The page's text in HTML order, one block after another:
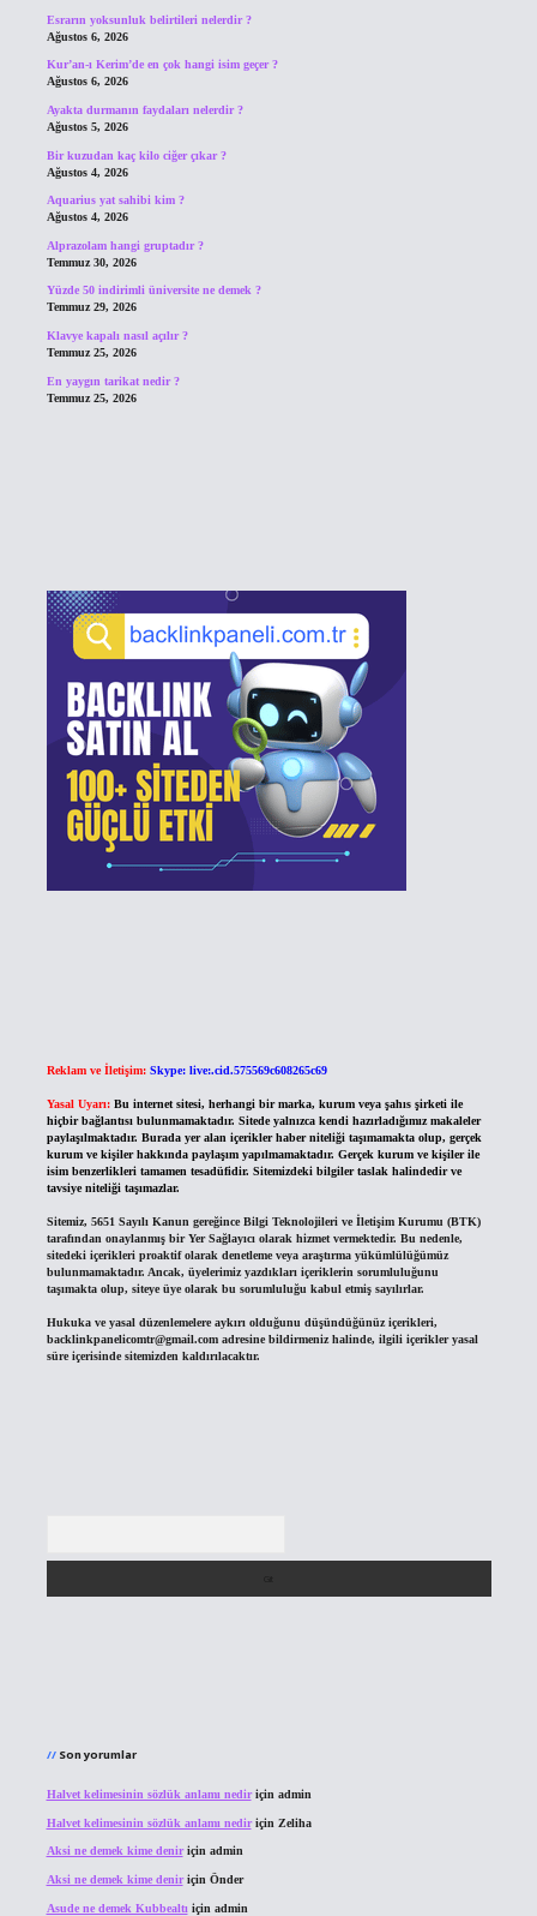
Esrarın yoksunluk belirtileri nelerdir ?
Ağustos 6, 2026
Kur’an-ı Kerim’de en çok hangi isim geçer ?
Ağustos 6, 2026
Ayakta durmanın faydaları nelerdir ?
Ağustos 5, 2026
Bir kuzudan kaç kilo ciğer çıkar ?
Ağustos 4, 2026
Aquarius yat sahibi kim ?
Ağustos 4, 2026
Alprazolam hangi gruptadır ?
Temmuz 30, 2026
Yüzde 50 indirimli üniversite ne demek ?
Temmuz 29, 2026
Klavye kapalı nasıl açılır ?
Temmuz 25, 2026
En yaygın tarikat nedir ?
Temmuz 25, 2026
Reklam ve İletişim: Skype: live:.cid.575569c608265c69
Yasal Uyarı: Bu internet sitesi, herhangi bir marka, kurum veya şahıs şirketi ile
hiçbir bağlantısı bulunmamaktadır. Sitede yalnızca kendi hazırladığımız makaleler
paylaşılmaktadır. Burada yer alan içerikler haber niteliği taşımamakta olup, gerçek
kurum ve kişiler hakkında paylaşım yapılmamaktadır. Gerçek kurum ve kişiler ile
isim benzerlikleri tamamen tesadüfidir. Sitemizdeki bilgiler taslak halindedir ve
tavsiye niteliği taşımazlar.
Sitemiz, 5651 Sayılı Kanun gereğince Bilgi Teknolojileri ve İletişim Kurumu (BTK)
tarafından onaylanmış bir Yer Sağlayıcı olarak hizmet vermektedir. Bu nedenle,
sitedeki içerikleri proaktif olarak denetleme veya araştırma yükümlülüğümüz
bulunmamaktadır. Ancak, üyelerimiz yazdıkları içeriklerin sorumluluğunu
taşımakta olup, siteye üye olarak bu sorumluluğu kabul etmiş sayılırlar.
Hukuka ve yasal düzenlemelere aykırı olduğunu düşündüğünüz içerikleri,
backlinkpanelicomtr@gmail.comadresine bildirmeniz halinde, ilgili içerikler yasal
süre içerisinde sitemizden kaldırılacaktır.
Son yorumlar
Halvet kelimesinin sözlük anlamı nediriçin admin
Halvet kelimesinin sözlük anlamı nediriçin Zeliha
Aksi ne demek kime deniriçin admin
Aksi ne demek kime deniriçin Önder
Asude ne demek Kubbealtı için admin